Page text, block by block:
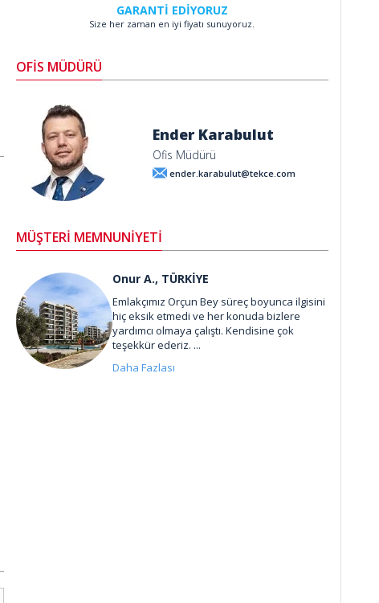
GARANTİ EDİYORUZ
Size her zaman en iyi fiyatı sunuyoruz.
OFİS MÜDÜRÜ
Ender Karabulut
Ofis Müdürü
ender.karabulut@tekce.com
MÜŞTERİ MEMNUNİYETİ
Onur A., TÜRKİYE
Emlakçımız Orçun Bey süreç boyunca ilgisini
hiç eksik etmedi ve her konuda bizlere
yardımcı olmaya çalıştı. Kendisine çok
teşekkür ederiz. ...
Daha Fazlası